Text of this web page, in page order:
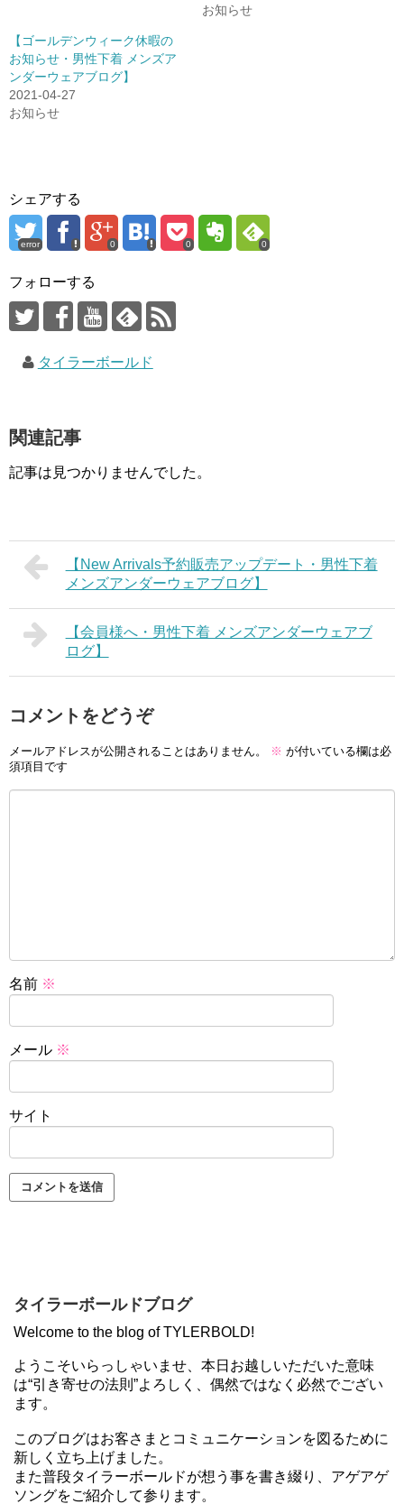
お知らせ
【ゴールデンウィーク休暇の
お知らせ・男性下着 メンズア
ンダーウェアブログ】
2021-04-27
お知らせ
シェアする
error 0 0 0
フォローする
タイラーボールド
関連記事
記事は見つかりませんでした。
【New Arrivals予約販売アップデート・男性下着
メンズアンダーウェアブログ】
【会員様へ・男性下着 メンズアンダーウェアブ
ログ】
コメントをどうぞ
メールアドレスが公開されることはありません。 ※ が付いている欄は必
須項目です
名前 ※
メール ※
サイト
タイラーボールドブログ
Welcome to the blog of TYLERBOLD!
ようこそいらっしゃいませ、本日お越しいただいた意味
は“引き寄せの法則”よろしく、偶然ではなく必然でござい
ます。
このブログはお客さまとコミュニケーションを図るために
新しく立ち上げました。
また普段タイラーボールドが想う事を書き綴り、アゲアゲ
ソングをご紹介して参ります。